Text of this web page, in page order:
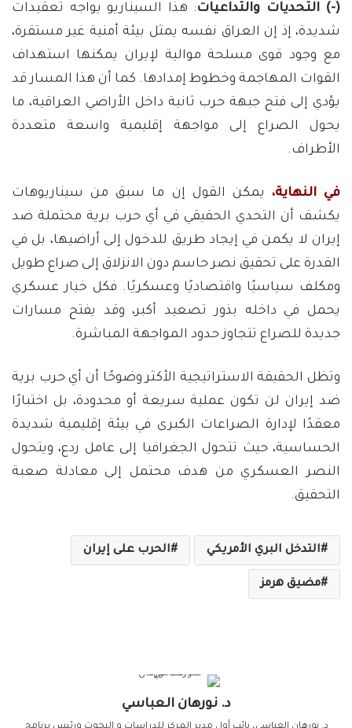
(-) التحديات والتداعيات: هذا السيناريو يواجه تعقيدات
شديدة، إذ إن العراق نفسه يمثل بيئة أمنية غير مستقرة،
مع وجود قوى مسلحة موالية لإيران يمكنها استهداف
القوات المهاجمة وخطوط إمدادها. كما أن هذا المسار قد
يؤدي إلى فتح جبهة حرب ثانية داخل الأراضي العراقية، ما
يحول الصراع إلى مواجهة إقليمية واسعة متعددة
الأطراف.
في النهاية، يمكن القول إن ما سبق من سيناريوهات
يكشف أن التحدي الحقيقي في أي حرب برية محتملة ضد
إيران لا يكمن في إيجاد طريق للدخول إلى أراضيها، بل في
القدرة على تحقيق نصر حاسم دون الانزلاق إلى صراع طويل
ومكلف سياسيًا واقتصاديًا وعسكريًا. فكل خيار عسكري
يحمل في داخله بذور تصعيد أكبر، وقد يفتح مسارات
جديدة للصراع تتجاوز حدود المواجهة المباشرة.
وتظل الحقيقة الاستراتيجية الأكثر وضوحًا أن أي حرب برية
ضد إيران لن تكون عملية سريعة أو محدودة، بل اختبارًا
معقدًا لإدارة الصراعات الكبرى في بيئة إقليمية شديدة
الحساسية، حيث تتحول الجغرافيا إلى عامل ردع، ويتحول
النصر العسكري من هدف محتمل إلى معادلة صعبة
التحقيق.
التدخل البري الأمريكي الحرب على إيران
مضيق هرمز
د. نورهان العباسي